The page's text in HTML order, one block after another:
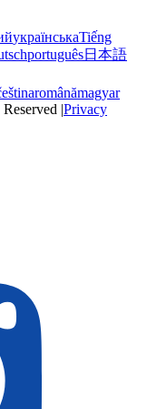
українськаTiếng
português日本語
românămagyar
|Privacy